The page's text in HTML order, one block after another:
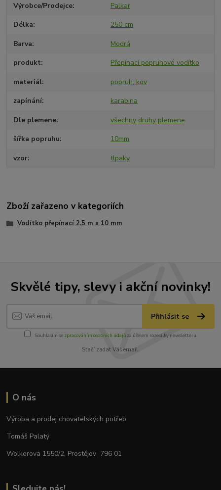
Výrobce/Prodejce Palkar
Délka 250 cm
Barva Modrá
produkt Přepínací popruhové vodítko
materiál popruh, kov
zapínání karabina
Dle plemene všechny druhy plemene
šířka popruhu 10mm
vzor tlpaky
Zboží zařazeno v kategoriích
Vodítko přepínací 2,5 m x 10 mm
Skvělé tipy, slevy i akční novinky!
Přihlásit se
Souhlasím se zpracováním osobních údajůza účelem rozesílky newsletteru.
Stačí zadat Váš email.
O nás
Výroba a prodej chovatelských potřeb
Tomáš Palatý
Wolkerova 1550/2, Prostějov 796 01